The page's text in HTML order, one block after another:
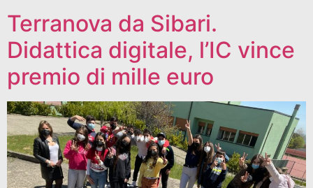
Terranova da Sibari.
Didattica digitale, l’IC vince
premio di mille euro